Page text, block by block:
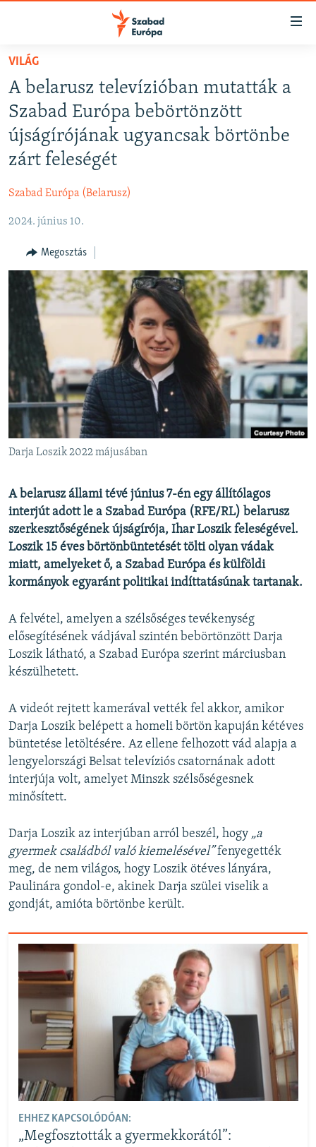
Akadálymentes
Ugrás
fő
oldalra
Ugrás
tartalomjegyzékre
keresésre
NAPIRENDEN
AKTUÁLIS
PODCASTOK
VIDEÓK
SZABADON
TÁRSADALOM
DEMOKRÁCIA
A PÉNZ NYOMÁBAN
EURÓPAI UNIÓ
VILÁG
KLÍMAVÁLTOZÁS
A MÚLT TANULSÁGAI
Valamennyi RFE/RL weboldal
VILÁG
A belarusz televízióban mutatták a
Szabad Európa bebörtönzött
újságírójának ugyancsak börtönbe
zárt feleségét
Szabad Európa (Belarusz)
2024. június 10.
Megosztás
Darja Loszik 2022 májusában
A belarusz állami tévé június 7-én egy állítólagos
interjút adott le a Szabad Európa (RFE/RL) belarusz
szerkesztőségének újságírója, Ihar Loszik feleségével.
Loszik 15 éves börtönbüntetését tölti olyan vádak
miatt, amelyeket ő, a Szabad Európa és külföldi
kormányok egyaránt politikai indíttatásúnak tartanak.
A felvétel, amelyen a szélsőséges tevékenység
elősegítésének vádjával szintén bebörtönzött Darja
Loszik látható, a Szabad Európa szerint márciusban
készülhetett.
A videót rejtett kamerával vették fel akkor, amikor
Darja Loszik belépett a homeli börtön kapuján kétéves
büntetése letöltésére. Az ellene felhozott vád alapja a
lengyelországi Belsat televíziós csatornának adott
interjúja volt, amelyet Minszk szélsőségesnek
minősített.
Darja Loszik az interjúban arról beszél, hogy „a
gyermek családból való kiemelésével”fenyegették
meg, de nem világos, hogy Loszik ötéves lányára,
Paulinára gondol-e, akinek Darja szülei viselik a
gondját, amióta börtönbe került.
EHHEZ KAPCSOLÓDÓAN:
„Megfosztották a gyermekkorától”:
FELIRATKOZÁS